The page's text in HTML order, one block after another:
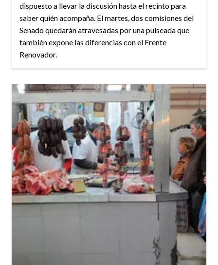
dispuesto a llevar la discusión hasta el recinto para
saber quién acompaña. El martes, dos comisiones del
Senado quedarán atravesadas por una pulseada que
también expone las diferencias con el Frente
Renovador.